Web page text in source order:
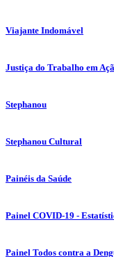
Viajante Indomável
Justiça do Trabalho em
Stephanou
Stephanou Cultural
Painéis da Saúde
Painel COVID-19 -
Painel Todos contra a